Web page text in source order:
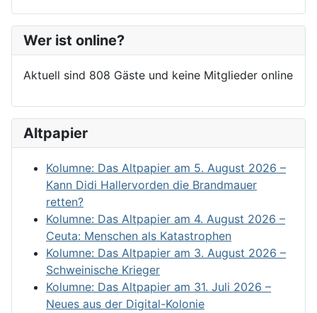
Wer ist online?
Aktuell sind 808 Gäste und keine Mitglieder online
Altpapier
Kolumne: Das Altpapier am 5. August 2026 –
Kann Didi Hallervorden die Brandmauer
retten?
Kolumne: Das Altpapier am 4. August 2026 –
Ceuta: Menschen als Katastrophen
Kolumne: Das Altpapier am 3. August 2026 –
Schweinische Krieger
Kolumne: Das Altpapier am 31. Juli 2026 –
Neues aus der Digital-Kolonie